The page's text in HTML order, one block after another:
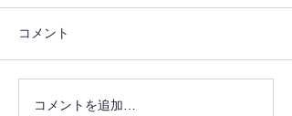
コメント
コメントを追加…